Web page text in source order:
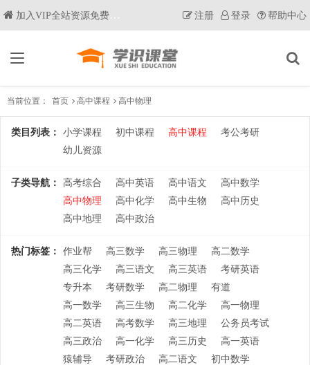
加入VIP全站资源免费获取 注册 登录 帮助中心
当前位置： 首页 高中课程 高中物理
类目列表： 小学课程 初中课程 高中课程
考公考研
幼儿资源
子类导航： 高考综合 高中英语 高中语文
高中数学
高中物理
高中化学 高中生物
高中历史
高中地理
高中政治
热门标签： 作业帮 高三数学 高三物理
高二数学
高三化学
高三语文 高三英语
考研英语
专升本
考研数学 高二物理
有道
高一数学
高三生物 高二化学
高一物理
高二英语
高考数学 高三地理
公务员考试
高三政治
高一化学 高三历史
高一英语
猿辅导
考研政治 高二语文
初中数学